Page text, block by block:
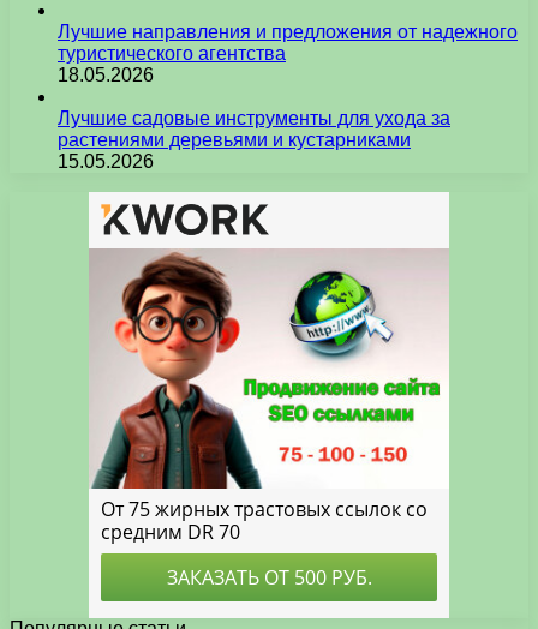
Лучшие направления и предложения от надежного
туристического агентства
18.05.2026
Лучшие садовые инструменты для ухода за
растениями деревьями и кустарниками
15.05.2026